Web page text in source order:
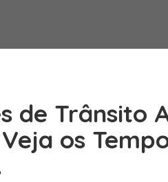
de Trânsito
os